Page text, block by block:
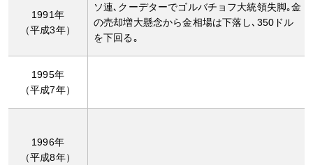
1991年
（平成3年）
ソ連､クーデターでゴルバチョフ大統領失脚｡金
の売却増大懸念から金相場は下落し､350ドル
を下回る｡
1995年
（平成7年）
1996年
（平成8年）